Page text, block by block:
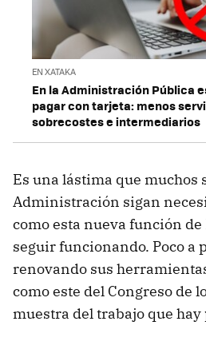
EN XATAKA
En la Administración Pública
pagar con tarjeta: menos
sobrecostes e intermediarios
Es una lástima que muchos
Administración sigan
como esta nueva función
seguir funcionando. Poco a
renovando sus
como este del Congreso de
muestra del trabajo que hay